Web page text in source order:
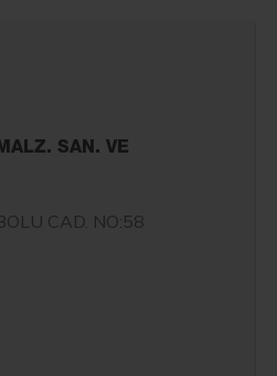
SAN. VE
CAD. NO:58